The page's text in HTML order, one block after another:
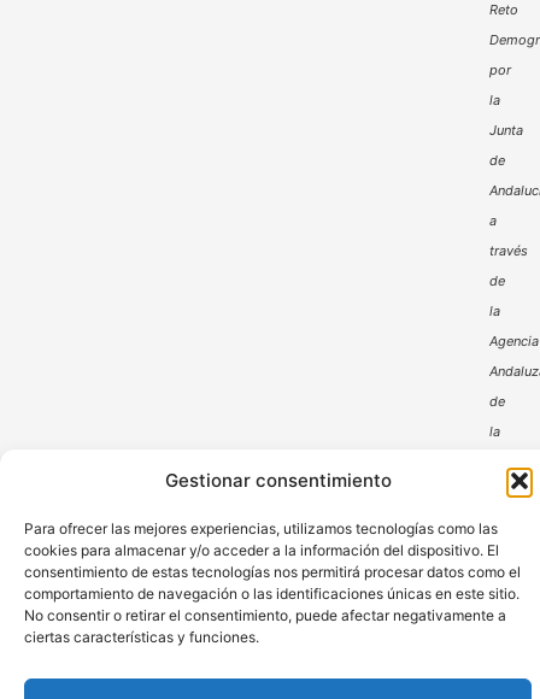
Gestionar consentimiento
Para ofrecer las mejores experiencias, utilizamos tecnologías como las
cookies para almacenar y/o acceder a la información del dispositivo. El
consentimiento de estas tecnologías nos permitirá procesar datos como el
comportamiento de navegación o las identificaciones únicas en este sitio.
No consentir o retirar el consentimiento, puede afectar negativamente a
ciertas características y funciones.
Reto
por
la
Junta
de
a
través
de
la
Agencia
de
la
Aviso Legal Política de Privacidad